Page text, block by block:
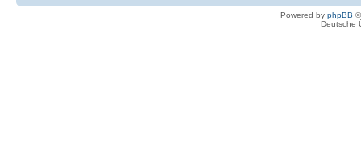
Powered by phpBB
Deutsche